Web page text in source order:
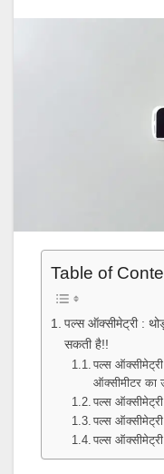
Table of
पल्स ऑक्सीमेट्री :
सकती है!!
पल्स
ऑक्सीमीटर का
पल्स
पल्स ऑक्सीमेट्री
पल्स